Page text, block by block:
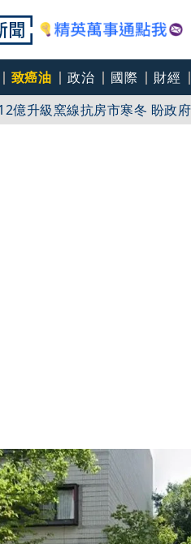
致癌油 政治 國際 財經
冠軍建材砸12
刪行政院今年預算 韓國瑜看